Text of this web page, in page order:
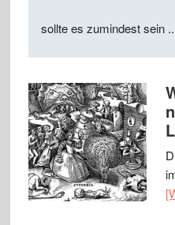
sollte es zumindest sein